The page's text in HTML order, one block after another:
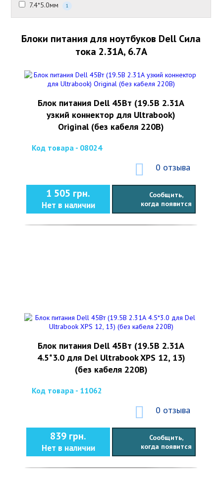
7.4*5.0мм 1
Блоки питания для ноутбуков Dell Сила
тока 2.31А, 6.7А
Блок питания Dell 45Вт (19.5В 2.31А
узкий коннектор для Ultrabook)
Original (без кабеля 220В)
Код товара - 08024
0 отзыва
1 505 грн.
Нет в наличии
Сообщить,
когда появится
Блок питания Dell 45Вт (19.5В 2.31А
4.5*3.0 для Del Ultrabook XPS 12, 13)
(без кабеля 220В)
Код товара - 11062
0 отзыва
839 грн.
Нет в наличии
Сообщить,
когда появится